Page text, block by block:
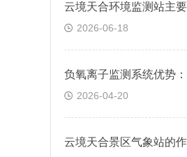
2026-06-18
2026-04-20